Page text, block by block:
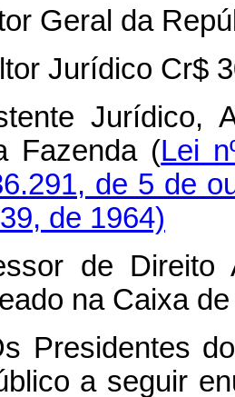
Geral da
Jurídico Cr$
Jurídico,
Fazenda (Lei
de 5 de
de 1964)
de Direito
na Caixa
Presidentes
a seguir